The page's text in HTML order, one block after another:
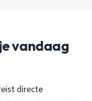
vandaag
directe